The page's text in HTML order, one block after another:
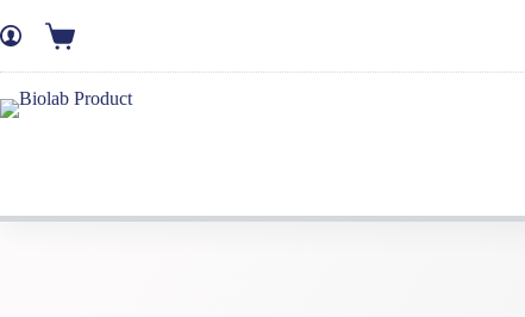
to
content Ajánlatkérő